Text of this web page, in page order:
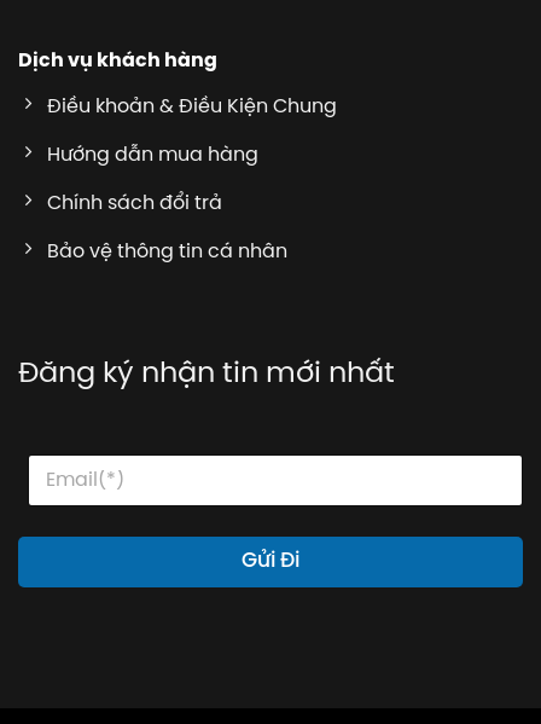
Dịch vụ khách hàng
Điều khoản & Điều Kiện Chung
Hướng dẫn mua hàng
Chính sách đổi trả
Bảo vệ thông tin cá nhân
Đăng ký nhận tin mới nhất
l
m
l
E
a
i
Gửi Đi